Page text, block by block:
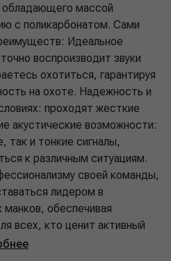
обладающего массой
с поликарбонатом. Сами
Идеальное
воспроизводит звуки
охотиться, гарантируя
на охоте. Надежность и
проходят жесткие
акустические возможности:
и тонкие сигналы,
к различным ситуациям.
своей команды,
лидером в
манков, обеспечивая
всех, кто ценит активный